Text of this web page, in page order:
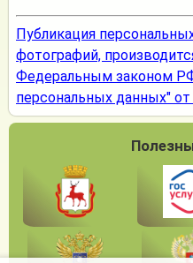
Публикация
фотографий,
Федеральным законом
персональных данных" от